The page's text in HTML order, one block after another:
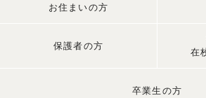
お住まいの方
保護者の方
在
卒業生の方